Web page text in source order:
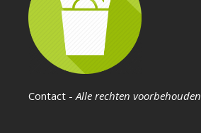
Contact -Alle rechten voorbehouden